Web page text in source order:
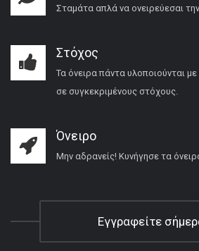
Σταμάτα απλά να ονειρεύεσαι
Στόχος
Τα όνειρα πάντα υλοποιούνται
σε συγκεκριμένους στόχους.
Όνειρο
Μην αδρανείς! Κυνήγησε τα
Εγγραφείτε